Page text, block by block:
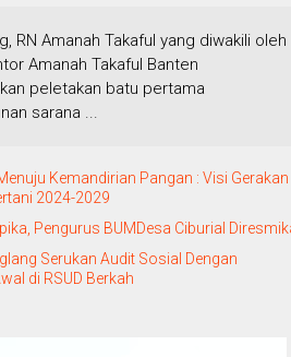
RN Amanah Takaful yang diwakili oleh
Amanah Takaful Banten
peletakan batu pertama
sarana ...
Kemandirian Pangan : Visi Gerakan
2024-2029
Pengurus BUMDesa Ciburial
Serukan Audit Sosial Dengan
di RSUD Berkah